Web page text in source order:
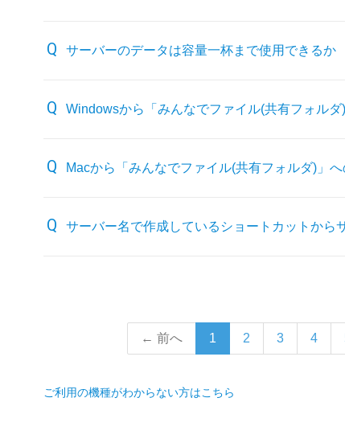
サーバーのデータは容量一杯まで使用できるか
Windowsから「みんなでファイル(共有フォル
Macから「みんなでファイル(共有フォルダ)」
サーバー名で作成しているショートカットから
← 前へ 1 2 3 4
ご利用の機種がわからない方はこちら